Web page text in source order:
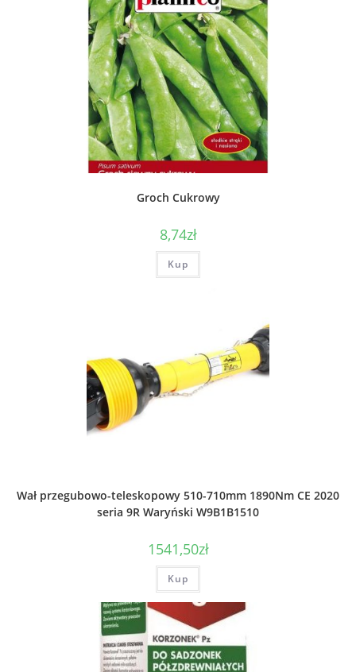
Groch Cukrowy
8,74zł
Kup
Wał przegubowo-teleskopowy 510-710mm 1890Nm CE 2020
seria 9R Waryński W9B1B1510
1541,50zł
Kup